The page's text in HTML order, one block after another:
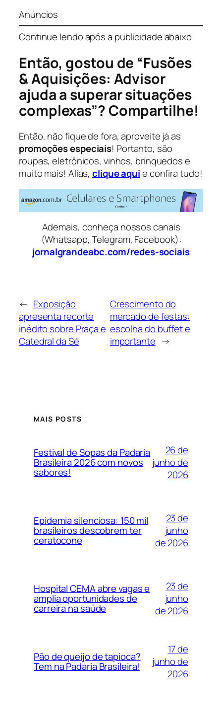
Anúncios
Continue lendo após a publicidade abaixo
Então, gostou de “Fusões
& Aquisições: Advisor
ajuda a superar situações
complexas”? Compartilhe!
Então, não fique de fora, aproveite já as
promoções especiais! Portanto, são
roupas, eletrônicos, vinhos, brinquedos e
muito mais! Aliás,clique aquie confira tudo!
Ademais, conheça nossos canais
(Whatsapp, Telegram, Facebook):
jornalgrandeabc.com/redes-sociais
← Exposição
apresenta recorte
inédito sobre Praça e
Catedral da Sé
Crescimento do
mercado de festas:
escolha do buffet e
importante →
MAIS POSTS
Festival de Sopas da Padaria
Brasileira 2026 com novos
sabores!
26 de
junho de
2026
Epidemia silenciosa: 150 mil
brasileiros descobrem ter
ceratocone
23 de
junho
de 2026
Hospital CEMA abre vagas e
amplia oportunidades de
carreira na saúde
23 de
junho
de 2026
Pão de queijo de tapioca?
Tem na Padaria Brasileira!
17 de
junho de
2026